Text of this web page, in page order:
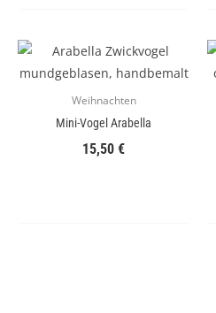
Weihnachten
Mini-Vogel Arabella
15,50 €